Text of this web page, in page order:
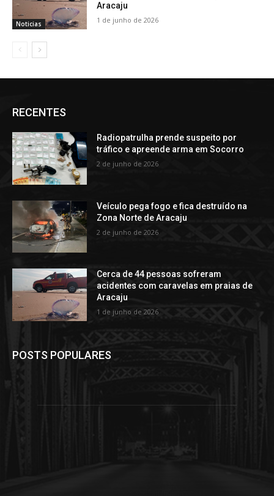
Noticias
Aracaju
1 de junho de 2026
RECENTES
Radiopatrulha prende suspeito por
tráfico e apreende arma em Socorro
2 de junho de 2026
Veículo pega fogo e fica destruído na
Zona Norte de Aracaju
2 de junho de 2026
Cerca de 44 pessoas sofreram
acidentes com caravelas em praias de
Aracaju
1 de junho de 2026
POSTS POPULARES